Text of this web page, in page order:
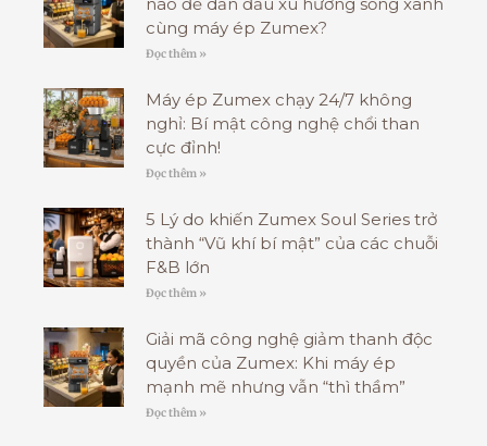
cùng máy ép Zumex?
Đọc thêm »
Máy ép Zumex chạy 24/7 không
nghỉ: Bí mật công nghệ chổi than
cực đỉnh!
Đọc thêm »
5 Lý do khiến Zumex Soul Series trở
thành “Vũ khí bí mật” của các chuỗi
F&B lớn
Đọc thêm »
Giải mã công nghệ giảm thanh độc
quyền của Zumex: Khi máy ép
mạnh mẽ nhưng vẫn “thì thầm”
Đọc thêm »